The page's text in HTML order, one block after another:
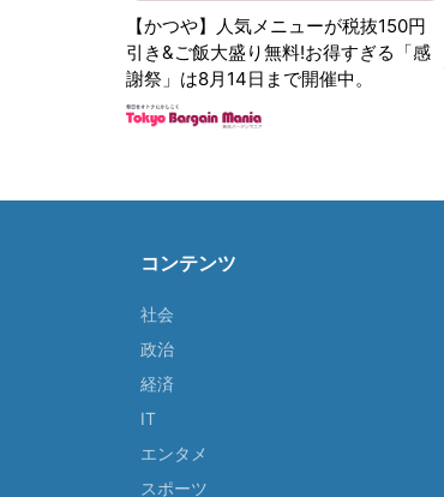
【かつや】人気メニューが税抜150円
引き&ご飯大盛り無料!お得すぎる「感
謝祭」は8月14日まで開催中。
コンテンツ
社会
政治
経済
IT
エンタメ
スポーツ